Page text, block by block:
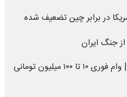
در برابر چین تضعیف شده
جنگ ایران
وام برای یارانه بگیران بدون ضامن | وام فوری ۱۰ تا ۱۰۰ میلیون تومانی